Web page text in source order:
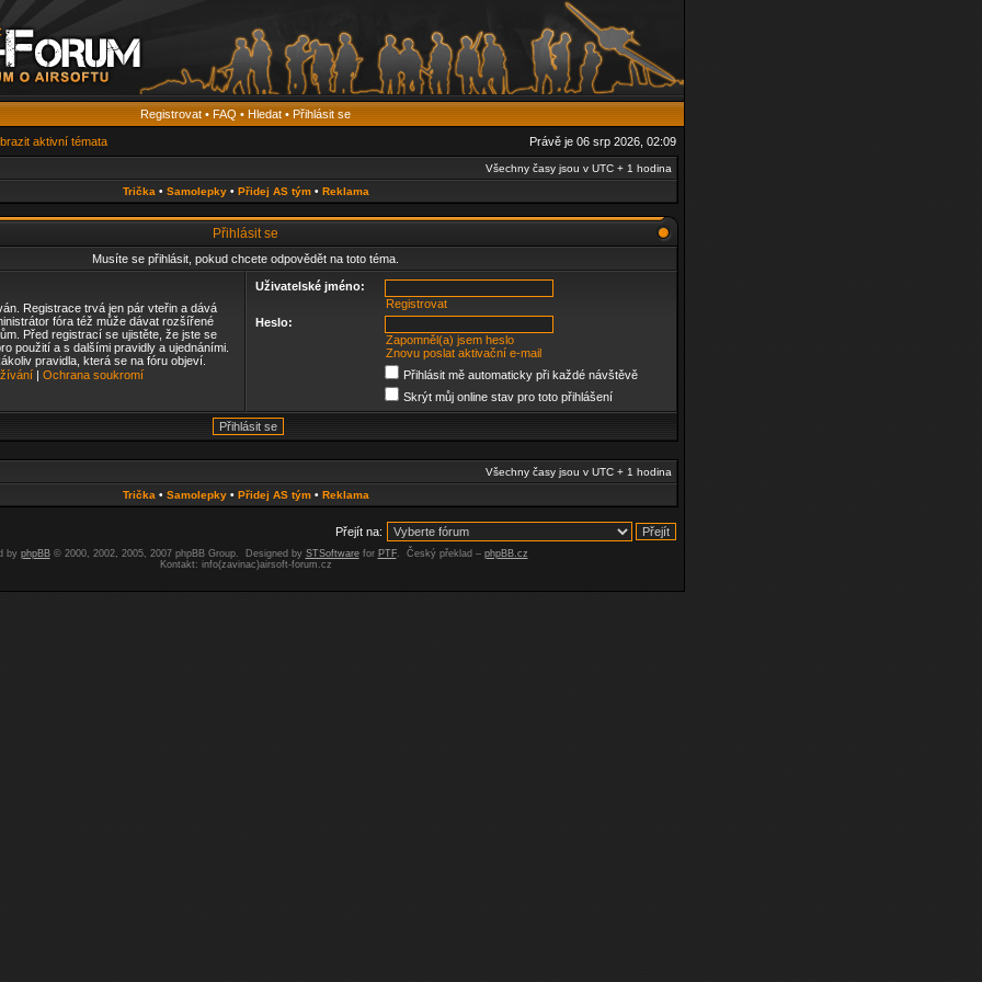
Registrovat • FAQ • Hledat • Přihlásit se
aktivní témata Právě je 06 srp 2026, 02:09
Všechny časy jsou v UTC + 1 hodina
Trička • Samolepky• Přidej AS tým• Reklama
Přihlásit se
Musíte se přihlásit, pokud chcete odpovědět na toto téma.
Registrace trvá jen pár vteřin a dává
fóra též může dávat rozšířené
Před registrací se ujistěte, že jste se
použití a s dalšími pravidly a ujednáními.
pravidla, která se na fóru objeví.
| Ochrana soukromí
Uživatelské jméno:
Registrovat
Heslo:
Zapomněl(a) jsem heslo
Znovu poslat aktivační e-mail
Přihlásit mě automaticky při každé návštěvě
Skrýt můj online stav pro toto přihlášení
Všechny časy jsou v UTC + 1 hodina
Trička • Samolepky• Přidej AS tým• Reklama
Přejít na:
by phpBB© 2000, 2002, 2005, 2007 phpBB Group. Designed by STSoftwarefor PTF. Český překlad – phpBB.cz
Kontakt: info(zavinac)airsoft-forum.cz